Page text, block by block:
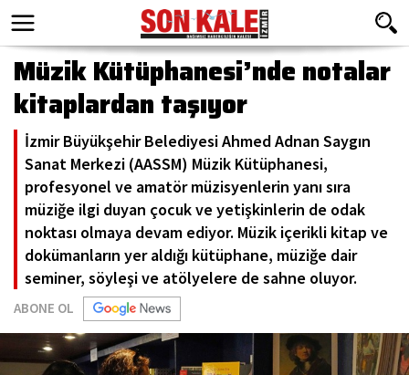
Müzik Kütüphanesi’nde notalar
kitaplardan taşıyor
İzmir Büyükşehir Belediyesi Ahmed Adnan Saygın
Sanat Merkezi (AASSM) Müzik Kütüphanesi,
profesyonel ve amatör müzisyenlerin yanı sıra
müziğe ilgi duyan çocuk ve yetişkinlerin de odak
noktası olmaya devam ediyor. Müzik içerikli kitap ve
dokümanların yer aldığı kütüphane, müziğe dair
seminer, söyleşi ve atölyelere de sahne oluyor.
ABONE OL